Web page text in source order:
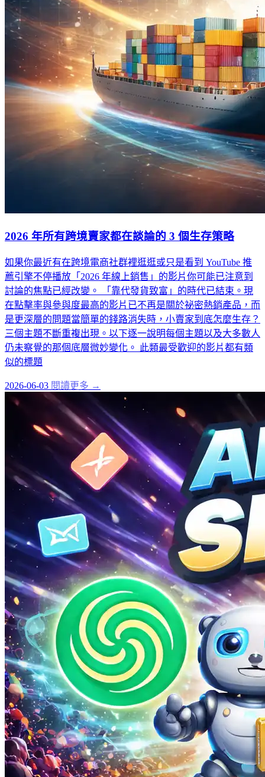
2026 年所有跨境賣家都在談論的 3 個生存策略
如果你最近有在跨境電商社群裡逛逛或只是看到 YouTube 推
薦引擎不停播放「2026 年線上銷售」的影片你可能已注意到
討論的焦點已經改變。 「靠代發貨致富」的時代已結束。現
在點擊率與參與度最高的影片已不再是關於祕密熱銷產品，而
是更深層的問題當簡單的錢路消失時，小賣家到底怎麼生存？
三個主題不斷重複出現。以下逐一說明每個主題以及大多數人
仍未察覺的那個底層微妙變化。 此類最受歡迎的影片都有類
似的標題
2026-06-03 閱讀更多 →